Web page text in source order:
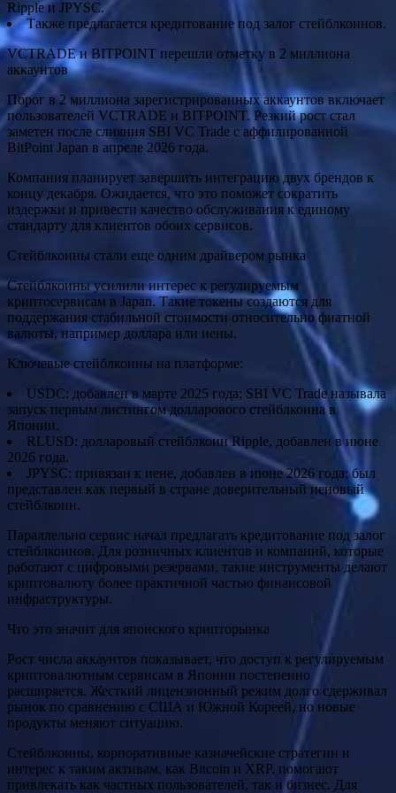
Ripple и JPYSC.
Также предлагается кредитование под залог стейблкоинов.
VCTRADE и BITPOINT перешли отметку в 2 миллиона
аккаунтов
Порог в 2 миллиона зарегистрированных аккаунтов включает
пользователей VCTRADE и BITPOINT. Резкий рост стал
заметен после слияния SBI VC Trade с аффилированной
BitPoint Japan в апреле 2026 года.
Компания планирует завершить интеграцию двух брендов к
концу декабря. Ожидается, что это поможет сократить
издержки и привести качество обслуживания к единому
стандарту для клиентов обоих сервисов.
Стейблкоины стали еще одним драйвером рынка
Стейблкоины усилили интерес к регулируемым
криптосервисам в Japan. Такие токены создаются для
поддержания стабильной стоимости относительно фиатной
валюты, например доллара или иены.
Ключевые стейблкоины на платформе:
USDC: добавлен в марте 2025 года; SBI VC Trade называла
запуск первым листингом долларового стейблкоина в
Японии.
RLUSD: долларовый стейблкоин Ripple, добавлен в июне
2026 года.
JPYSC: привязан к иене, добавлен в июне 2026 года; был
представлен как первый в стране доверительный иеновый
стейблкоин.
Параллельно сервис начал предлагать кредитование под залог
стейблкоинов. Для розничных клиентов и компаний, которые
работают с цифровыми резервами, такие инструменты делают
криптовалюту более практичной частью финансовой
инфраструктуры.
Что это значит для японского крипторынка
Рост числа аккаунтов показывает, что доступ к регулируемым
криптовалютным сервисам в Японии постепенно
расширяется. Жесткий лицензионный режим долго сдерживал
рынок по сравнению с США и Южной Кореей, но новые
продукты меняют ситуацию.
Стейблкоины, корпоративные казначейские стратегии и
интерес к таким активам, как Bitcoin и XRP, помогают
привлекать как частных пользователей, так и бизнес. Для